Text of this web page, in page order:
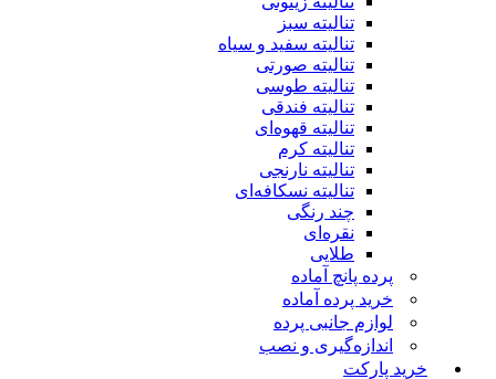
تنالیته سبز
تنالیته سفید و سیاه
تنالیته صورتی
تنالیته طوسی
تنالیته فندقی
تنالیته قهوه‌ای
تنالیته کرم
تنالیته نارنجی
تنالیته نسکافه‌ای
چند رنگی
نقره‌ای
طلایی
پرده پانچ آماده
خرید پرده آماده
لوازم جانبی پرده
اندازه‌گیری و نصب
خرید پارکت